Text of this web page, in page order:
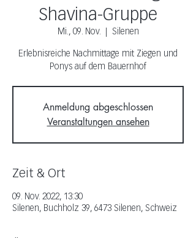
Shavina-Gruppe
Mi., 09. Nov.
  |
Silenen
Erlebnisreiche Nachmittage mit Ziegen und
Ponys auf dem Bauernhof
Anmeldung abgeschlossen
Veranstaltungen ansehen
Zeit & Ort
09. Nov. 2022, 13:30
Silenen, Buchholz 39, 6473 Silenen, Schweiz